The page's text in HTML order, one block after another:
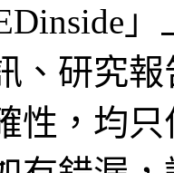
、研究
性，均